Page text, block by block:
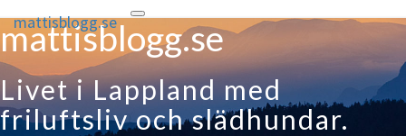
Toggle
navigation
mattisblogg.se
mattisblogg.se
Livet i Lappland med
friluftsliv och slädhundar.